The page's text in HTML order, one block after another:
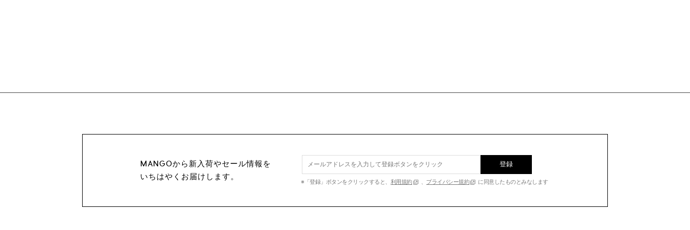
MANGOから新入荷やセール情報を
いちはやくお届けします。
登録
※「登録」ボタンをクリックすると、 利用規約 、 プライバシー規約 に同意したものとみなします